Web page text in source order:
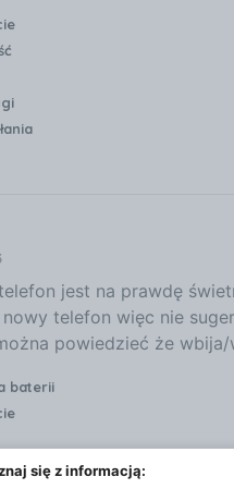
jest na prawdę
telefon więc nie
powiedzieć że
baterii
się z informacją: